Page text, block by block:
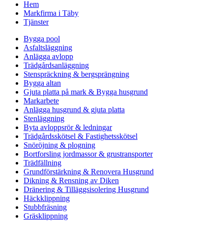
Hem
Markfirma i Täby
Tjänster
Bygga pool
Asfaltsläggning
Anlägga avlopp
Trädgårdsanläggning
Stenspräckning & bergsprängning
Bygga altan
Gjuta platta på mark & Bygga husgrund
Markarbete
Anlägga husgrund & gjuta platta
Stenläggning
Byta avloppsrör & ledningar
Trädgårdsskötsel & Fastighetsskötsel
Snöröjning & plogning
Bortforsling jordmassor & grustransporter
Trädfällning
Grundförstärkning & Renovera Husgrund
Dikning & Rensning av Diken
Dränering & Tilläggsisolering Husgrund
Häckklippning
Stubbfräsning
Gräsklippning